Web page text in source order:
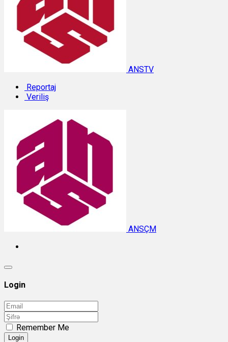
ANSTV
Reportaj
Veriliş
ANSÇM
Login
Remember Me
Login